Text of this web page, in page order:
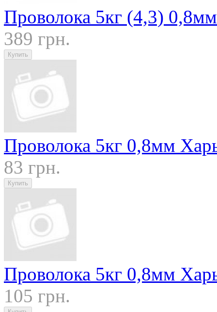
Проволока 5кг (4,3) 0,8мм
389 грн.
Проволока 5кг 0,8мм
83 грн.
Проволока 5кг 0,8мм
105 грн.